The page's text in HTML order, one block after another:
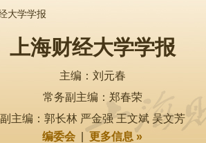
大学学报
上海财经大学学报
主编：刘元春
常务副主编：郑春荣
副主编：郭长林 严金强 王文斌 吴文芳
编委会 |更多信息 »